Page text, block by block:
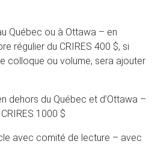
Québec ou à Ottawa – en
régulier du CRIRES 400 $, si
colloque ou volume, sera ajouter
dehors du Québec et d’Ottawa –
1000 $
avec comité de lecture – avec